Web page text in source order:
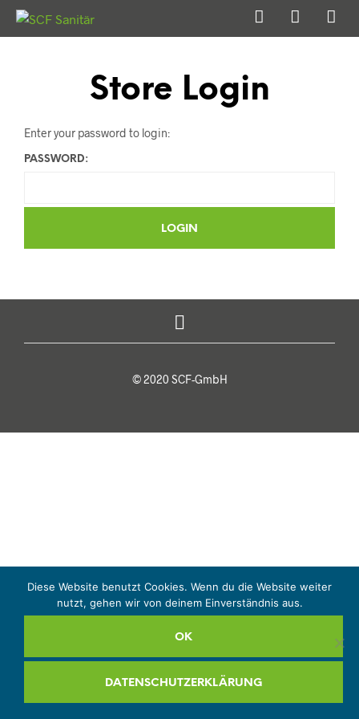
Store Login
Enter your password to login:
PASSWORD:
© 2020 SCF-GmbH
Diese Website benutzt Cookies. Wenn du die Website weiter
nutzt, gehen wir von deinem Einverständnis aus.
OK
DATENSCHUTZERKLÄRUNG